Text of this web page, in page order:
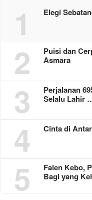
1 Elegi
2
Puisi dan
Asmara
3
Perjalanan
Selalu Lahir
4 Cinta di
5
Falen Kebo,
Bagi yang